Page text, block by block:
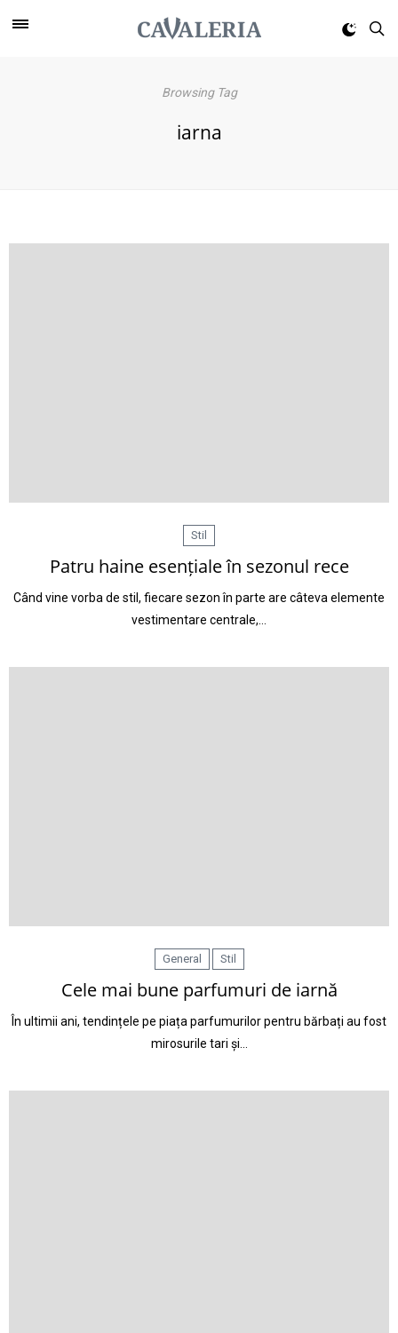
Browsing Tag
iarna
Stil
Patru haine esențiale în sezonul rece
Când vine vorba de stil, fiecare sezon în parte are câteva elemente
vestimentare centrale,…
General Stil
Cele mai bune parfumuri de iarnă
În ultimii ani, tendințele pe piața parfumurilor pentru bărbați au fost
mirosurile tari și…